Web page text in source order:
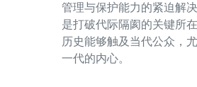
管理与保护能力的紧迫解
是打破代际隔阂的关键所
历史能够触及当代公众，
一代的内心。